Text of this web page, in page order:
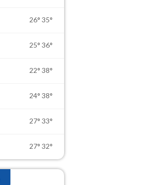
26° 35°
25° 36°
22° 38°
24° 38°
27° 33°
27° 32°